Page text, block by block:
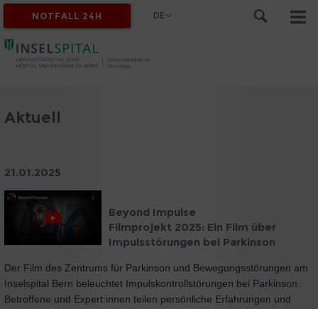
NOTFALL 24H DE
Aktuell
21.01.2025
Beyond Impulse
Filmprojekt 2025: Ein Film über
Impulsstörungen bei Parkinson
Der Film des Zentrums für Parkinson und Bewegungsstörungen am
Inselspital Bern beleuchtet Impulskontrollstörungen bei Parkinson.
Betroffene und Expert:innen teilen persönliche Erfahrungen und